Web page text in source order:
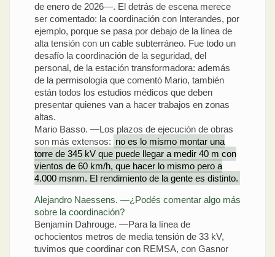
de enero de 2026—. El detrás de escena merece
ser comentado: la coordinación con Interandes, por
ejemplo, porque se pasa por debajo de la línea de
alta tensión con un cable subterráneo. Fue todo un
desafío la coordinación de la seguridad, del
personal, de la estación transformadora: además
de la permisología que comentó Mario, también
están todos los estudios médicos que deben
presentar quienes van a hacer trabajos en zonas
altas.
Mario Basso. —Los plazos de ejecución de obras
son más extensos: no es lo mismo montar una
torre de 345 kV que puede llegar a medir 40 m con
vientos de 60 km/h, que hacer lo mismo pero a
4.000 msnm. El rendimiento de la gente es distinto.
Alejandro Naessens. —¿Podés comentar algo más
sobre la coordinación?
Benjamín Dahrouge. —Para la línea de
ochocientos metros de media tensión de 33 kV,
tuvimos que coordinar con REMSA, con Gasnor